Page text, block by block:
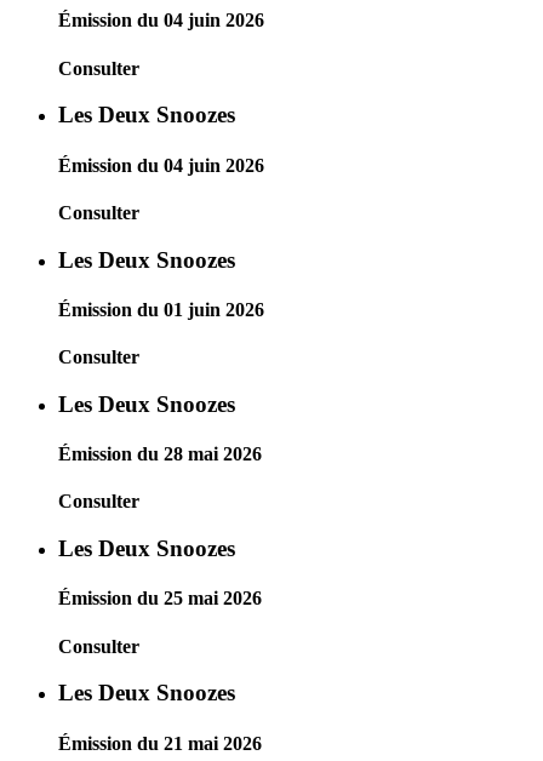
Émission du 04 juin 2026
Consulter
Les Deux Snoozes
Émission du 04 juin 2026
Consulter
Les Deux Snoozes
Émission du 01 juin 2026
Consulter
Les Deux Snoozes
Émission du 28 mai 2026
Consulter
Les Deux Snoozes
Émission du 25 mai 2026
Consulter
Les Deux Snoozes
Émission du 21 mai 2026